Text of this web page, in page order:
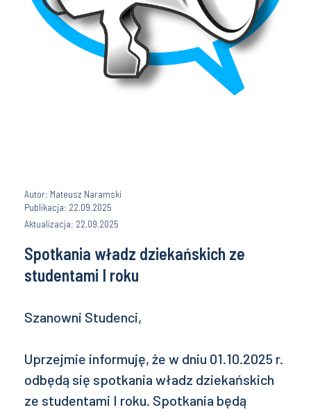
Autor: Mateusz Naramski
Publikacja: 22.09.2025
Aktualizacja: 22.09.2025
Spotkania władz dziekańskich ze
studentami I roku
Szanowni Studenci,
Uprzejmie informuję, że w dniu 01.10.2025 r.
odbędą się spotkania władz dziekańskich
ze studentami I roku. Spotkania będą